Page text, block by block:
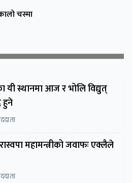
चस्मा
यी स्थानमा आज र भोलि विद्युत्
हुने
महामन्त्रीको जवाफः एक्लैले